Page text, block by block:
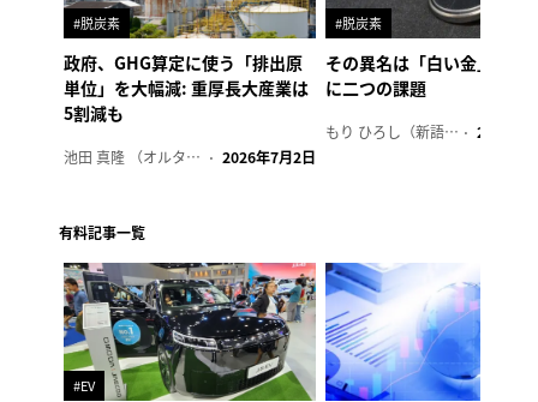
#脱炭素
政府、GHG算定に使う「排出原
単位」を大幅減: 重厚長大産業は
5割減も
池田 真隆 （オルタナ輪番編集長） 2026年7月2日
#脱炭素
その異名は「白い金」、リ
に二つの課題
もり ひろし（新語ウォッチャー） 2023年7
有料記事一覧
#EV